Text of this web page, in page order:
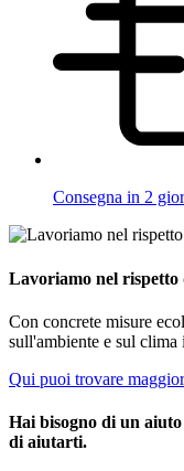
Consegna in 2
Lavoriamo nel rispetto
Con concrete misure
sull'ambiente e sul clima
Qui puoi trovare
Hai bisogno di un
di aiutarti.